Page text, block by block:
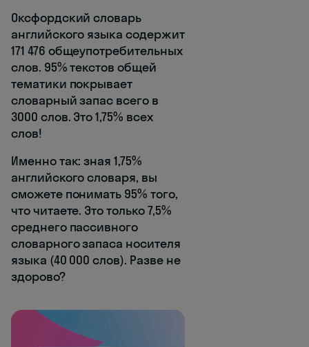
Оксфордский словарь
английского языка содержит
171 476 общеупотребительных
слов. 95% текстов общей
тематики покрывает
словарный запас всего в
3000 слов. Это 1,75% всех
слов!
Именно так: зная 1,75%
английского словаря, вы
сможете понимать 95% того,
что читаете. Это только 7,5%
среднего пассивного
словарного запаса носителя
языка (40 000 слов). Разве не
здорово?